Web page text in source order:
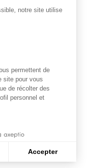
notre site utilise
permettent de
site pour vous
de récolter des
personnel et
Accepter